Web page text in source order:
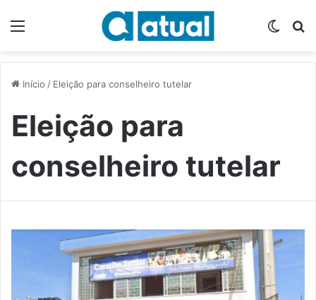
Início / Eleição para conselheiro tutelar
Eleição para
conselheiro tutelar